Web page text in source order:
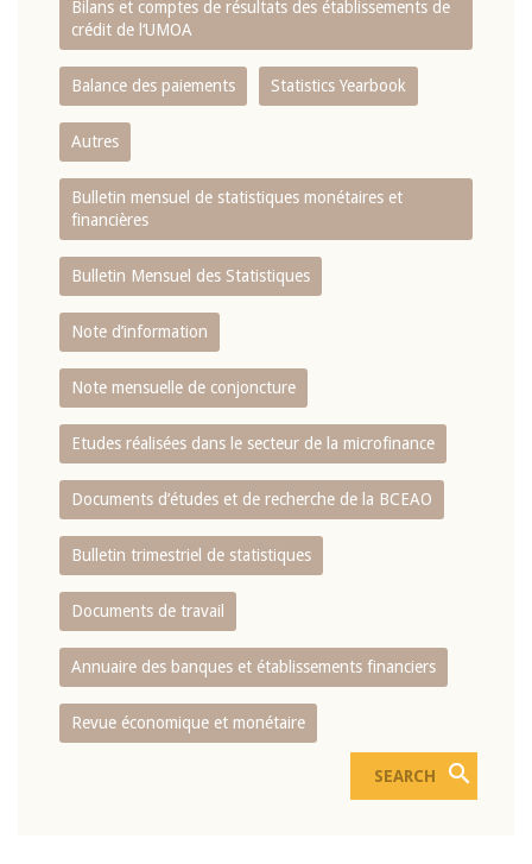
Bilans et comptes de résultats des établissements de
crédit de l‘UMOA
Balance des paiements Statistics Yearbook
Autres
Bulletin mensuel de statistiques monétaires et
financières
Bulletin Mensuel des Statistiques
Note d’information
Note mensuelle de conjoncture
Etudes réalisées dans le secteur de la microfinance
Documents d’études et de recherche de la BCEAO
Bulletin trimestriel de statistiques
Documents de travail
Annuaire des banques et établissements financiers
Revue économique et monétaire